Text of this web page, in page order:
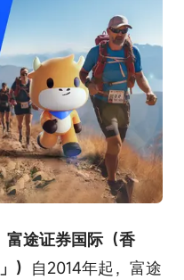
途证券国际（香
） 自2014年起，富途